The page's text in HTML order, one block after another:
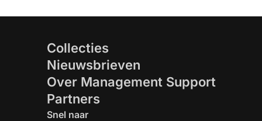
Collecties
Nieuwsbrieven
Over Management Support
Partners
Snel naar